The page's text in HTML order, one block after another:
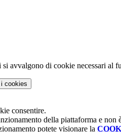
avvalgono di cookie necessari al
i cookies
consentire.
della piattaforma e non
potete visionare la